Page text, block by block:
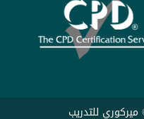
للتدريب